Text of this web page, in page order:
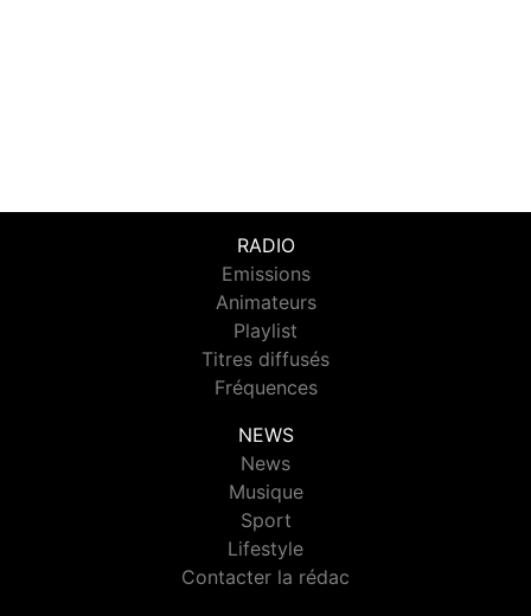
RADIO
Emissions
Animateurs
Playlist
Titres diffusés
Fréquences
NEWS
News
Musique
Sport
Lifestyle
Contacter la rédac